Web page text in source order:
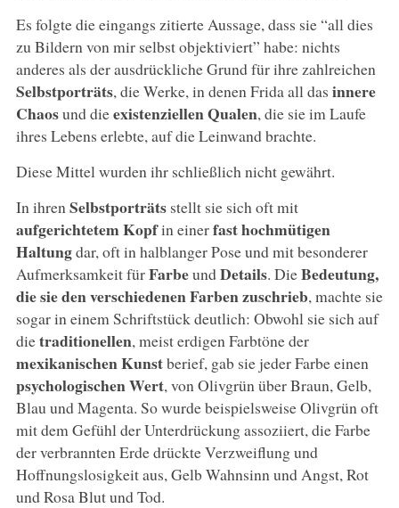
Es folgte die eingangs zitierte Aussage, dass sie “all dies
zu Bildern von mir selbst objektiviert” habe: nichts
anderes als der ausdrückliche Grund für ihre zahlreichen
Selbstporträts, die Werke, in denen Frida all das innere
Chaosund dieexistenziellen Qualen, die sie im Laufe
ihres Lebens erlebte, auf die Leinwand brachte.
Diese Mittel wurden ihr schließlich nicht gewährt.
In ihrenSelbstporträts stellt sie sich oft mit
aufgerichtetem Kopfin einerfast hochmütigen
Haltungdar, oft in halblanger Pose und mit besonderer
Aufmerksamkeit fürFarbeundDetails. DieBedeutung,
die sie den verschiedenen Farben zuschrieb, machte sie
sogar in einem Schriftstück deutlich: Obwohl sie sich auf
dietraditionellen, meist erdigen Farbtöne der
mexikanischen Kunstberief, gab sie jeder Farbe einen
psychologischen Wert, von Olivgrün über Braun, Gelb,
Blau und Magenta. So wurde beispielsweise Olivgrün oft
mit dem Gefühl der Unterdrückung assoziiert, die Farbe
der verbrannten Erde drückte Verzweiflung und
Hoffnungslosigkeit aus, Gelb Wahnsinn und Angst, Rot
und Rosa Blut und Tod.